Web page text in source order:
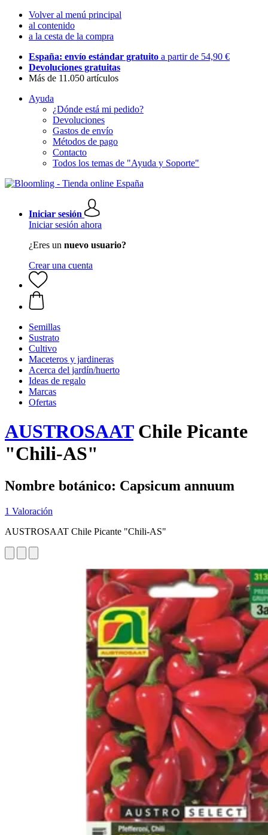
Volver al menú principal
al contenido
a la cesta de la compra
España: envío estándar gratuito a partir de 54,90 €
Devoluciones gratuitas
Más de 11.050 artículos
Ayuda
¿Dónde está mi pedido?
Devoluciones
Gastos de envío
Métodos de pago
Contacto
Todos los temas de "Ayuda y Soporte"
Iniciar sesión
Iniciar sesión ahora
¿Eres un nuevo usuario?
Crear una cuenta
Semillas
Sustrato
Cultivo
Maceteros y jardineras
Acerca del jardín/huerto
Ideas de regalo
Marcas
Ofertas
AUSTROSAATChile Picante
"Chili-AS"
Nombre botánico: Capsicum annuum
1 Valoración
AUSTROSAAT Chile Picante "Chili-AS"